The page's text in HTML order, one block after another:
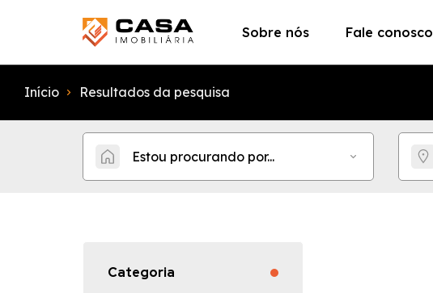
Sobre nós Fale conosco
Início Resultados da pesquisa
Estou procurando por...
Categoria